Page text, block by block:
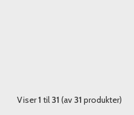
Viser1 til 31 (av 31 produkter)